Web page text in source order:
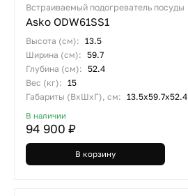
Встраиваемый подогреватель посуды
Asko ODW61SS1
Высота (см): 13.5
Ширина (см): 59.7
Глубина (см): 52.4
Вес (кг): 15
Габариты (ВхШхГ), см: 13.5х59.7х52.4
В наличии
94 900 ₽
В корзину